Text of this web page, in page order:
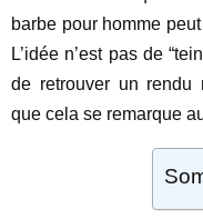
barbe pour homme
L’idée n’est pas de
de retrouver un rendu
que cela se remarque